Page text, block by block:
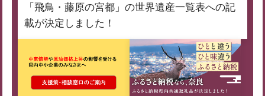
「飛鳥・藤原の宮都」の世界遺産一覧表への記
載が決定しました！